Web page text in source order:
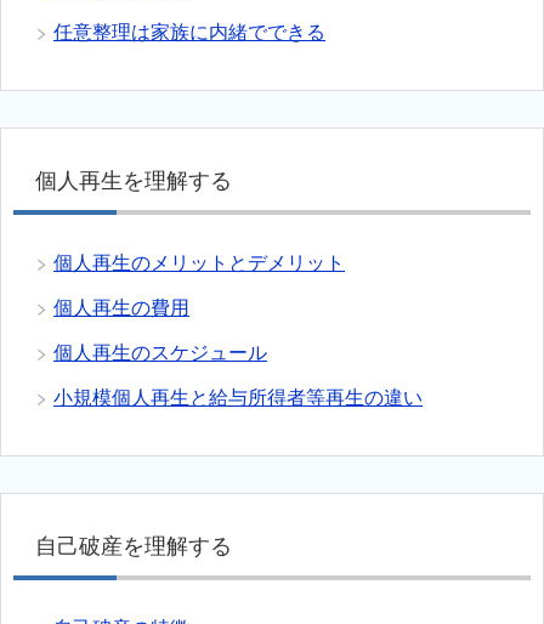
任意整理は家族に内緒でできる
個人再生を理解する
個人再生のメリットとデメリット
個人再生の費用
個人再生のスケジュール
小規模個人再生と給与所得者等再生の違い
自己破産を理解する